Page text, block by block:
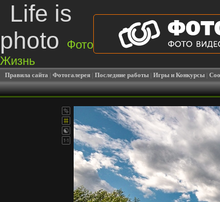
Life is
photo
Фото
Жизнь
Правила сайта | Фотогалерея | Последние работы | Игры и Конкурсы |